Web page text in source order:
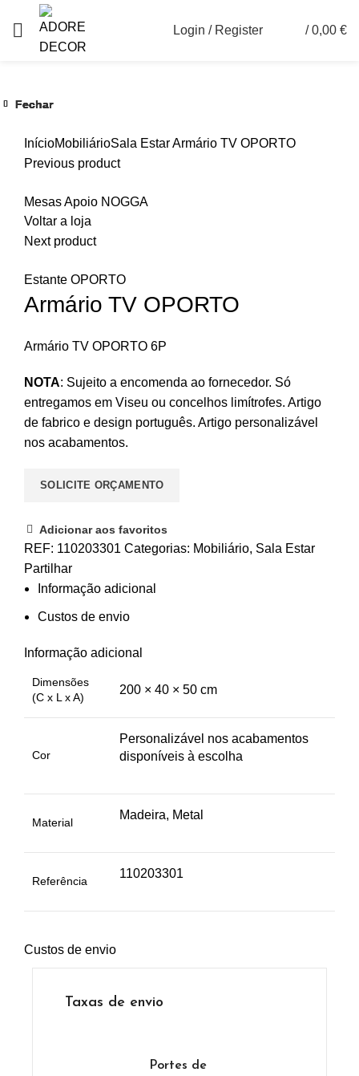
Login / Register / 0,00 €
InícioMobiliárioSala EstarArmário TV OPORTO
Previous product
Mesas Apoio NOGGA
Voltar a loja
Next product
Estante OPORTO
Armário TV OPORTO
Armário TV OPORTO 6P
NOTA: Sujeito a encomenda ao fornecedor. Só
entregamos em Viseu ou concelhos limítrofes. Artigo
de fabrico e design português. Artigo personalizável
nos acabamentos.
SOLICITE ORÇAMENTO
Adicionar aos favoritos
REF: 110203301 Categorias: Mobiliário, Sala Estar
Partilhar
Informação adicional
Custos de envio
Informação adicional
Dimensões
(C x L x A)
200 × 40 × 50 cm
Cor
Personalizável nos acabamentos
disponíveis à escolha
Material
Madeira, Metal
Referência
110203301
Custos de envio
Taxas de envio
Portes de
Fechar
Fechar
Fechar
Fechar
Fechar
Fechar